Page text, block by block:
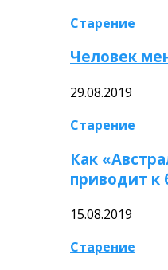
Старение
Человек
29.08.2019
Старение
Как
приводит к
15.08.2019
Старение